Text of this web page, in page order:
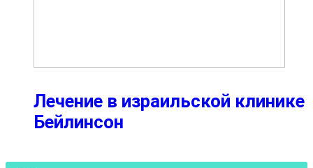
Лечение в израильской клинике
Бейлинсон